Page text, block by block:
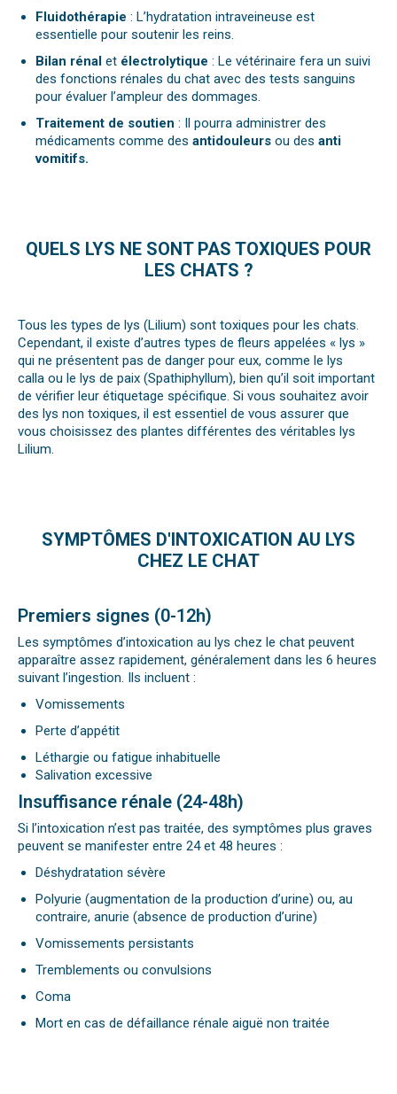
Fluidothérapie : L’hydratation intraveineuse est
essentielle pour soutenir les reins.
Bilan rénal et électrolytique : Le vétérinaire fera un suivi
des fonctions rénales du chat avec des tests sanguins
pour évaluer l’ampleur des dommages.
Traitement de soutien : Il pourra administrer des
médicaments comme des antidouleurs ou des anti
vomitifs.
QUELS LYS NE SONT PAS TOXIQUES POUR
LES CHATS ?
Tous les types de lys (Lilium) sont toxiques pour les chats.
Cependant, il existe d’autres types de fleurs appelées « lys »
qui ne présentent pas de danger pour eux, comme le lys
calla ou le lys de paix (Spathiphyllum), bien qu’il soit important
de vérifier leur étiquetage spécifique. Si vous souhaitez avoir
des lys non toxiques, il est essentiel de vous assurer que
vous choisissez des plantes différentes des véritables lys
Lilium.
SYMPTÔMES D'INTOXICATION AU LYS
CHEZ LE CHAT
Premiers signes (0-12h)
Les symptômes d’intoxication au lys chez le chat peuvent
apparaître assez rapidement, généralement dans les 6 heures
suivant l’ingestion. Ils incluent :
Vomissements
Perte d’appétit
Léthargie ou fatigue inhabituelle
Salivation excessive
Insuffisance rénale (24-48h)
Si l’intoxication n’est pas traitée, des symptômes plus graves
peuvent se manifester entre 24 et 48 heures :
Déshydratation sévère
Polyurie (augmentation de la production d’urine) ou, au
contraire, anurie (absence de production d’urine)
Vomissements persistants
Tremblements ou convulsions
Coma
Mort en cas de défaillance rénale aiguë non traitée